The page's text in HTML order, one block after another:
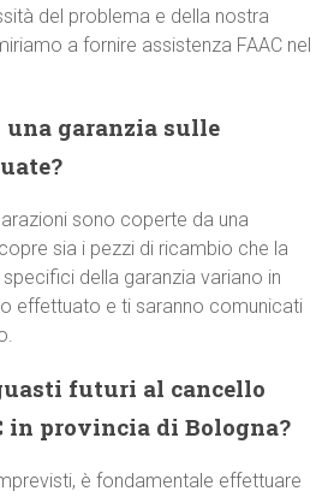
del problema e della nostra
a fornire assistenza FAAC nel
una garanzia sulle
sono coperte da una
sia i pezzi di ricambio che la
della garanzia variano in
effettuato e ti saranno comunicati
futuri al cancello
in provincia di Bologna?
è fondamentale effettuare